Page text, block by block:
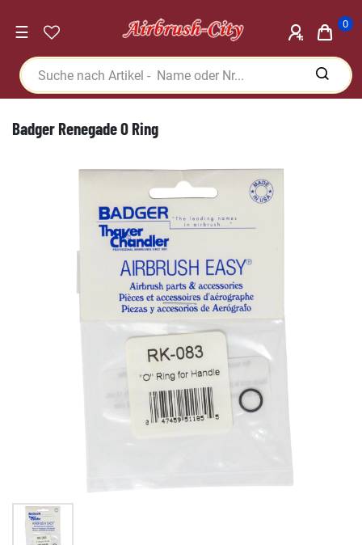
☰ 0
Badger Renegade O Ring